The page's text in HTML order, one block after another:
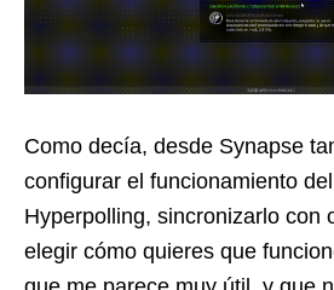
Como decía, desde Synapse
configurar el funcionamiento
Hyperpolling, sincronizarlo con
elegir cómo quieres que